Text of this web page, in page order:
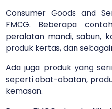
Consumer Goods and
FMCG. Beberapa
peralatan mandi, sabun,
produk kertas, dan
Ada juga produk yang
seperti obat-obatan,
kemasan.